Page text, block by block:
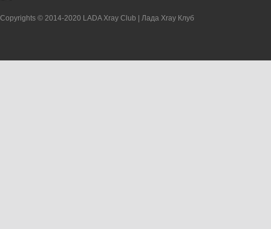
Copyrights © 2014-2020 LADA Xray Club | Лада Xray Клуб